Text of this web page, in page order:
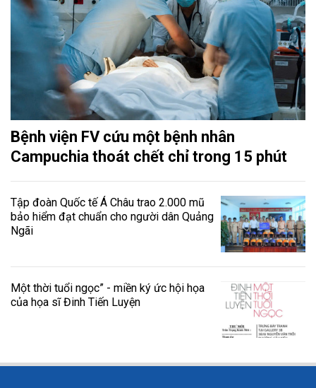
Bệnh viện FV cứu một bệnh nhân
Campuchia thoát chết chỉ trong 15 phút
Tập đoàn Quốc tế Á Châu trao 2.000 mũ
bảo hiểm đạt chuẩn cho người dân Quảng
Ngãi
Một thời tuổi ngọc” - miền ký ức hội họa
của họa sĩ Đinh Tiến Luyện